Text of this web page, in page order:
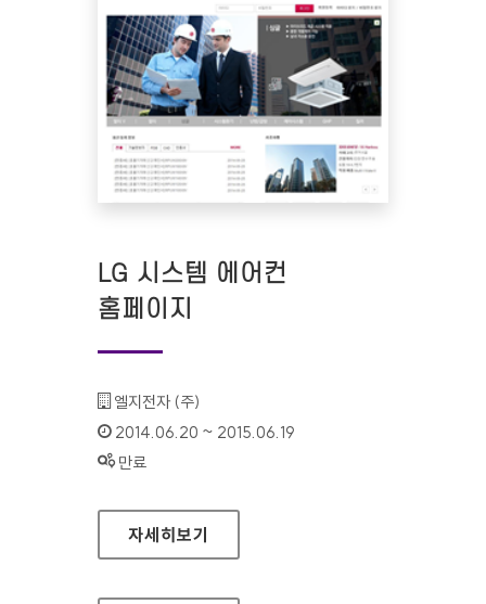
LG 시스템 에어컨
홈페이지
기관명 :
엘지전자 (주)
인증기간 :
2014.06.20 ~ 2015.06.19
상태 :
만료
LG 시스템 에어컨 홈페이지
자세히보기